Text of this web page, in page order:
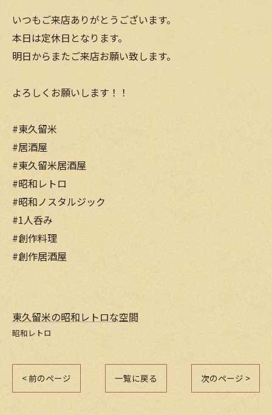
いつもご来店ありがとうございます。
本日は定休日となります。
明日からまたご来店お願い致します。
よろしくお願いします！！
#東久留米
#居酒屋
#東久留米居酒屋
#昭和レトロ
#昭和ノスタルジック
#1人呑み
#創作料理
#創作居酒屋
東久留米の昭和レトロな空間
昭和レトロ
< 前のページ 一覧に戻る 次のページ >